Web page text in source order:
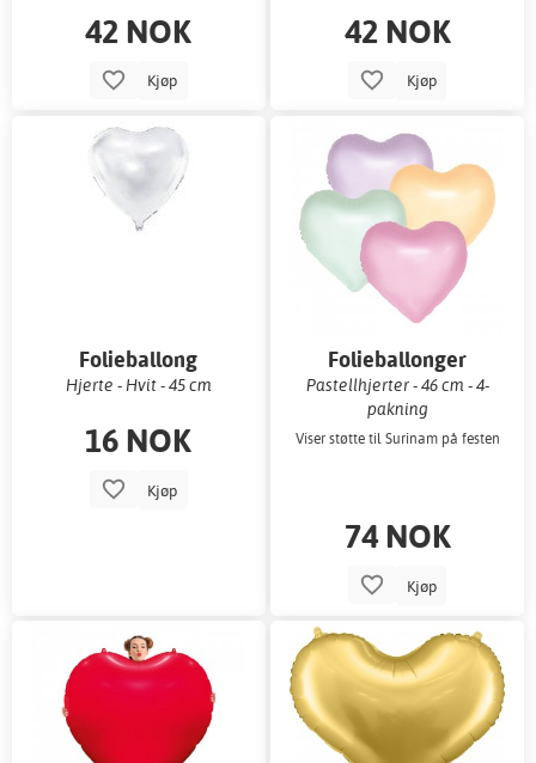
42 NOK
Kjøp
42 NOK
Kjøp
Folieballong
Hjerte - Hvit - 45 cm
16 NOK
Kjøp
Folieballonger
Pastellhjerter - 46 cm - 4-
pakning
Viser støtte til Surinam på festen
74 NOK
Kjøp